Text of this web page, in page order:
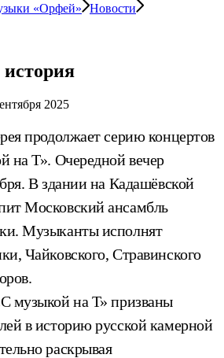
«Орфей» Новости
2025
продолжает серию концертов
на Т». Очередной вечер
В здании на Кадашёвской
Московский ансамбль
Музыканты исполнят
Чайковского, Стравинского
музыкой на Т» призваны
в историю русской камерной
раскрывая